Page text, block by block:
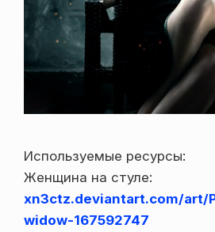
Используемые ресурсы:
Женщина на стуле:
xn3ctz.deviantart.com/art/
widow-167592747